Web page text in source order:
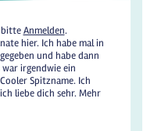
bitteAnmelden.
hier. Ich habe mal in
und habe dann
war irgendwie ein
Spitzname. Ich
liebe dich sehr. Mehr